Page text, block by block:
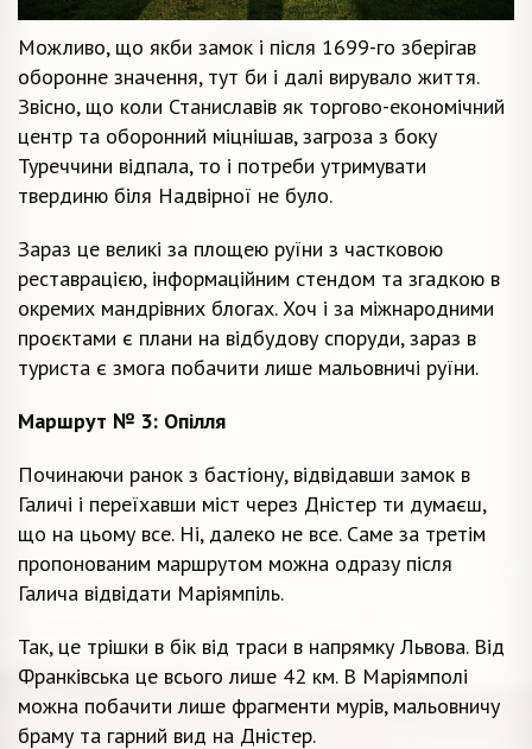
Можливо, що якби замок і після 1699-го зберігав
оборонне значення, тут би і далі вирувало життя.
Звісно, що коли Станиславів як торгово-економічний
центр та оборонний міцнішав, загроза з боку
Туреччини відпала, то і потреби утримувати
твердиню біля Надвірної не було.
Зараз це великі за площею руїни з частковою
реставрацією, інформаційним стендом та згадкою в
окремих мандрівних блогах. Хоч і за міжнародними
проєктами є плани на відбудову споруди, зараз в
туриста є змога побачити лише мальовничі руїни.
Маршрут № 3: Опілля
Починаючи ранок з бастіону, відвідавши замок в
Галичі і переїхавши міст через Дністер ти думаєш,
що на цьому все. Ні, далеко не все. Саме за третім
пропонованим маршрутом можна одразу після
Галича відвідати Маріямпіль.
Так, це трішки в бік від траси в напрямку Львова. Від
Франківська це всього лише 42 км. В Маріямполі
можна побачити лише фрагменти мурів, мальовничу
браму та гарний вид на Дністер.